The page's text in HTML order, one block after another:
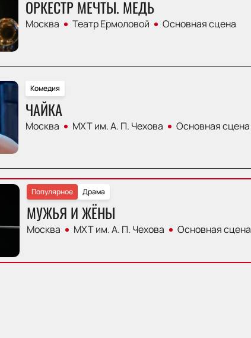
ОРКЕСТР МЕЧТЫ. МЕДЬ
Москва Театр Ермоловой Основная сцена
Комедия
ЧАЙКА
Москва МХТ им. А. П. Чехова Основная сцена
Драма
Популярное
МУЖЬЯ И ЖЁНЫ
Москва МХТ им. А. П. Чехова Основная сцена